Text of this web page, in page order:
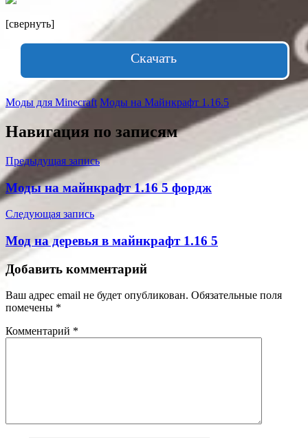
[свернуть]
Скачать
Моды для Minecraft Моды на Майнкрафт 1.16.5
Навигация по записям
Предыдущая запись
Моды на майнкрафт 1.16 5 фордж
Следующая запись
Мод на деревья в майнкрафт 1.16 5
Добавить комментарий
Ваш адрес email не будет опубликован. Обязательные поля
помечены *
Комментарий *